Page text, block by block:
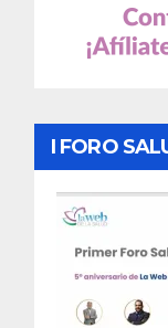
I FORO